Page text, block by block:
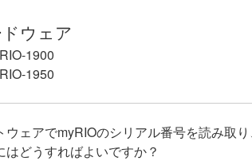
ウェア
1900
1950
ウェアでmyRIOのシリアル番号を読み取
はどうすればよいですか？